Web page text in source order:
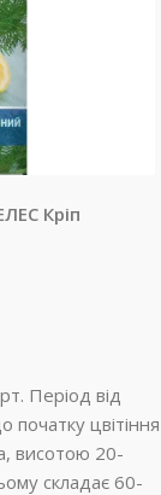
Кріп
Період від
цвітіння
висотою 20-
складає 60-